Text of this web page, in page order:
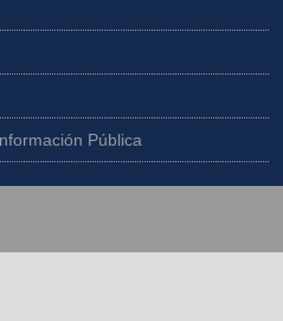
Pública